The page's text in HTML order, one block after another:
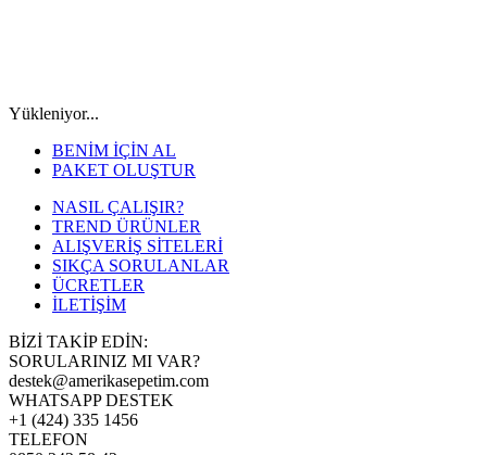
Yükleniyor...
BENİM İÇİN AL
PAKET OLUŞTUR
NASIL ÇALIŞIR?
TREND ÜRÜNLER
ALIŞVERİŞ SİTELERİ
SIKÇA SORULANLAR
ÜCRETLER
İLETİŞİM
BİZİ TAKİP EDİN:
SORULARINIZ MI VAR?
destek@amerikasepetim.com
WHATSAPP DESTEK
+1 (424) 335 1456
TELEFON